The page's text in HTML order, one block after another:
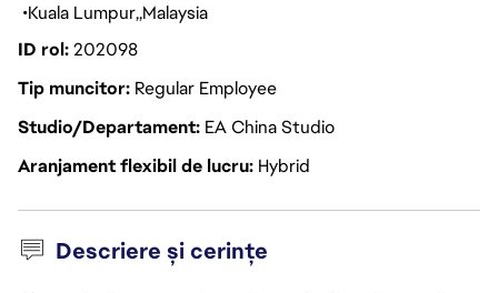
Kuala Lumpur Malaysia
ID rol202098
Tip muncitor Regular Employee
Studio/Departament EA China Studio
Aranjament flexibil de lucru Hybrid
Descriere și cerințe